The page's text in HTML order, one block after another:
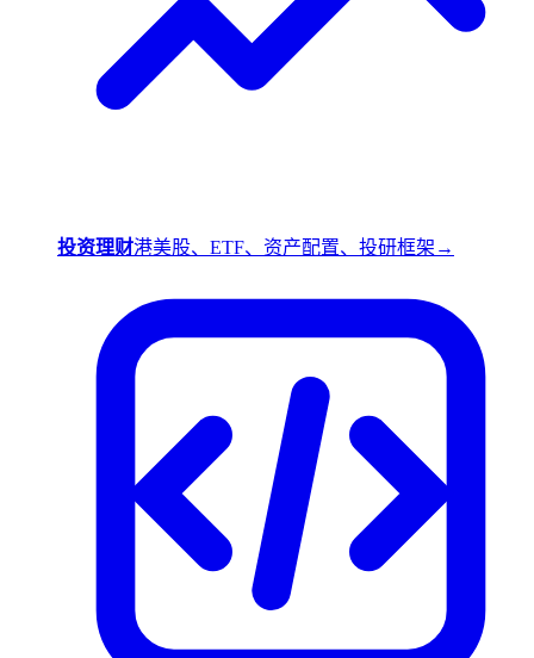
投资理财港美股、ETF、资产配置、投研框架 →